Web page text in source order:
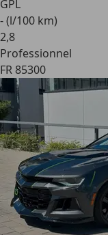
GPL
- (l/100 km)
2,8
Professionnel
FR 85300